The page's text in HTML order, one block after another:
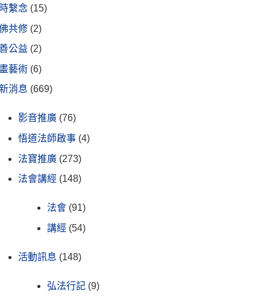
繫念 (15)
共修 (2)
公益 (2)
藝術 (6)
消息 (669)
影音推廣 (76)
悟道法師啟事 (4)
法寶推廣 (273)
法會講經 (148)
法會 (91)
講經 (54)
活動訊息 (148)
弘法行記 (9)